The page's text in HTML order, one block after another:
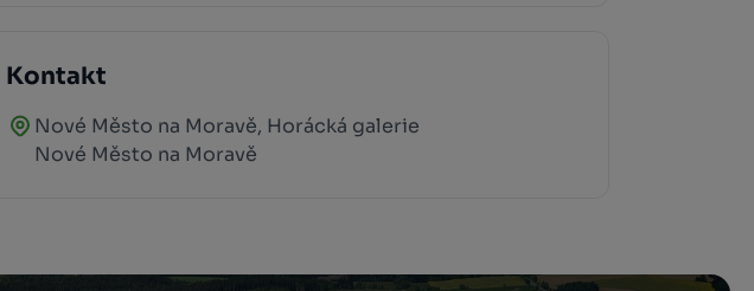
Kontakt
Nové Město na Moravě, Horácká galerie
Nové Město na Moravě